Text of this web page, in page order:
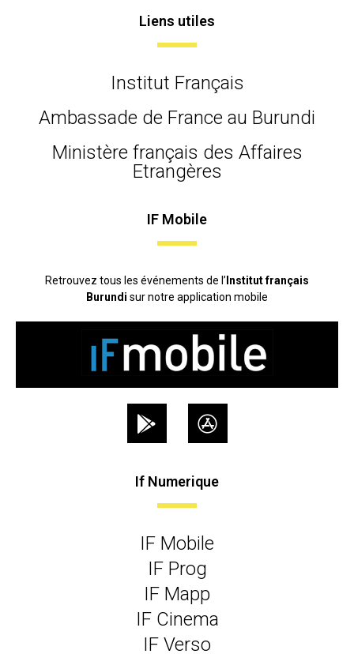
Liens utiles
Institut Français
Ambassade de France au Burundi
Ministère français des Affaires
Etrangères
IF Mobile
Retrouvez tous les événements de l’ Institut français
Burundi sur notre application mobile
If Numerique
IF Mobile
IF Prog
IF Mapp
IF Cinema
IF Verso